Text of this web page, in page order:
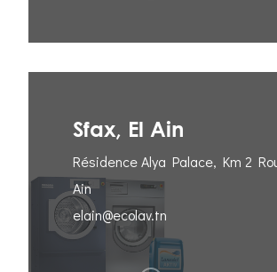
Sfax, El Ain
Résidence Alya Palace, Km 2
Ain
elain@ecolav.tn